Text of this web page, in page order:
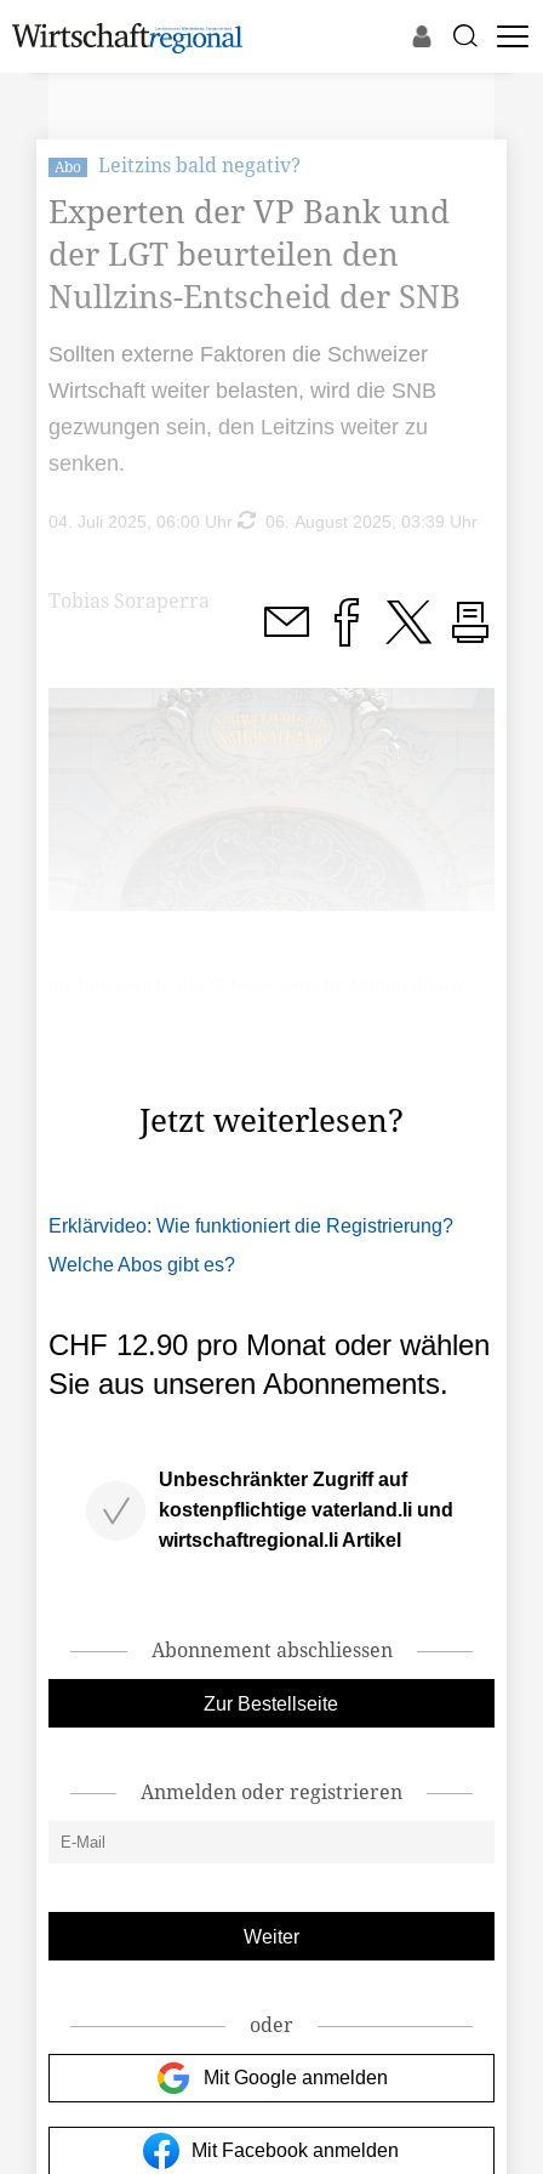
Abo Leitzins bald negativ?
Experten der VP Bank und
der LGT beurteilen den
Nullzins-Entscheid der SNB
Sollten externe Faktoren die Schweizer
Wirtschaft weiter belasten, wird die SNB
gezwungen sein, den Leitzins weiter zu
senken.
04. Juli 2025, 06:00 Uhr 06. August 2025, 03:39 Uhr
Tobias Soraperra
Jetzt weiterlesen?
Erklärvideo: Wie funktioniert die Registrierung?
Welche Abos gibt es?
CHF 12.90 pro Monat oder wählen
Sie aus unseren Abonnements.
Unbeschränkter Zugriff auf
kostenpflichtige vaterland.li und
wirtschaftregional.li Artikel
Abonnement abschliessen
Zur Bestellseite
Anmelden oder registrieren
oder
Mit Google anmelden
Mit Facebook anmelden